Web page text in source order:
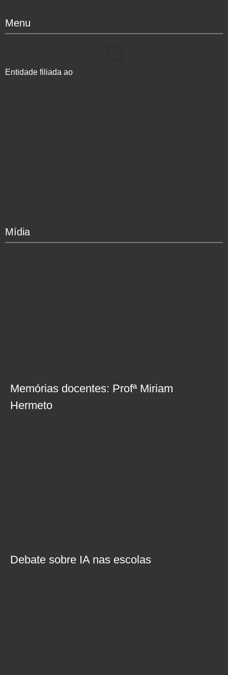
Menu
Entidade filiada ao
Mídia
Memórias docentes: Profª Miriam
Hermeto
Debate sobre IA nas escolas